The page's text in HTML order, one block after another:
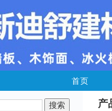
首页
产